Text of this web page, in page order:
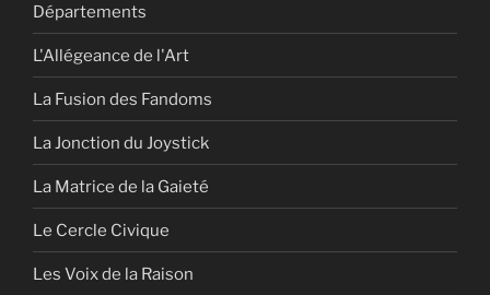
Départements
L'Allégeance de l'Art
La Fusion des Fandoms
La Jonction du Joystick
La Matrice de la Gaieté
Le Cercle Civique
Les Voix de la Raison